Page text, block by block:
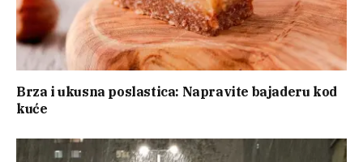
Brza i ukusna poslastica: Napravite bajaderu kod
kuće